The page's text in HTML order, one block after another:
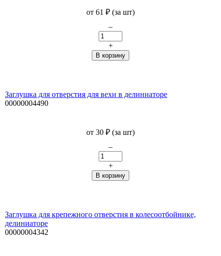
от 61 ₽ (за шт)
–
+
Заглушка для отверстия для вехи в делиниаторе
00000004490
от 30 ₽ (за шт)
–
+
Заглушка для крепежного отверстия в колесоотбойнике,
делиниаторе
00000004342